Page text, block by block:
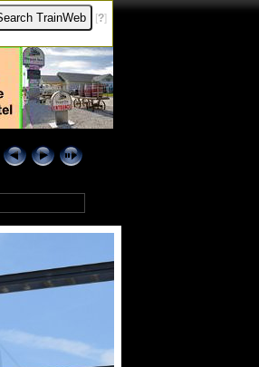
[?]